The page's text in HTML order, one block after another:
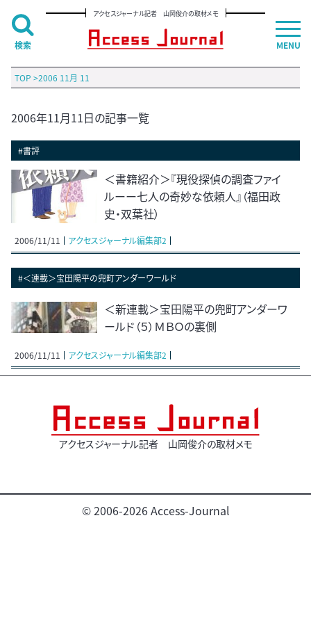
アクセスジャーナル記者 山岡俊介の取材メモ
TOP >2006 11月 11
2006年11月11日の記事一覧
#書評
＜書籍紹介＞『現役探偵の調査ファイ
ルーー七人の奇妙な依頼人』（福田政
史・双葉社）
2006/11/11 アクセスジャーナル編集部2
#＜連載＞宝田陽平の兜町アンダーワールド
＜新連載＞宝田陽平の兜町アンダーワ
ールド（５）ＭＢＯの裏側
2006/11/11 アクセスジャーナル編集部2
アクセスジャーナル記者 山岡俊介の取材メモ
© 2006-2026 Access-Journal
MENU
検索